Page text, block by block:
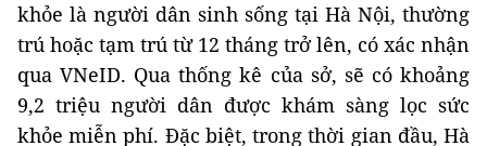
khỏe là người dân sinh sống tại Hà Nội, thường
trú hoặc tạm trú từ 12 tháng trở lên, có xác nhận
qua VNeID. Qua thống kê của sở, sẽ có khoảng
9,2 triệu người dân được khám sàng lọc sức
khỏe miễn phí. Đặc biệt, trong thời gian đầu, Hà